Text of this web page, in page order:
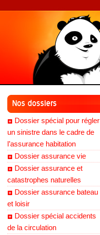
Nos dossiers
Dossier spécial pour régler
un sinistre dans le cadre de
l’assurance habitation
Dossier assurance vie
Dossier assurance et
catastrophes naturelles
Dossier assurance bateau
et loisir
Dossier spécial accidents
de la circulation